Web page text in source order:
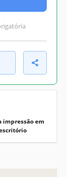
impressão em